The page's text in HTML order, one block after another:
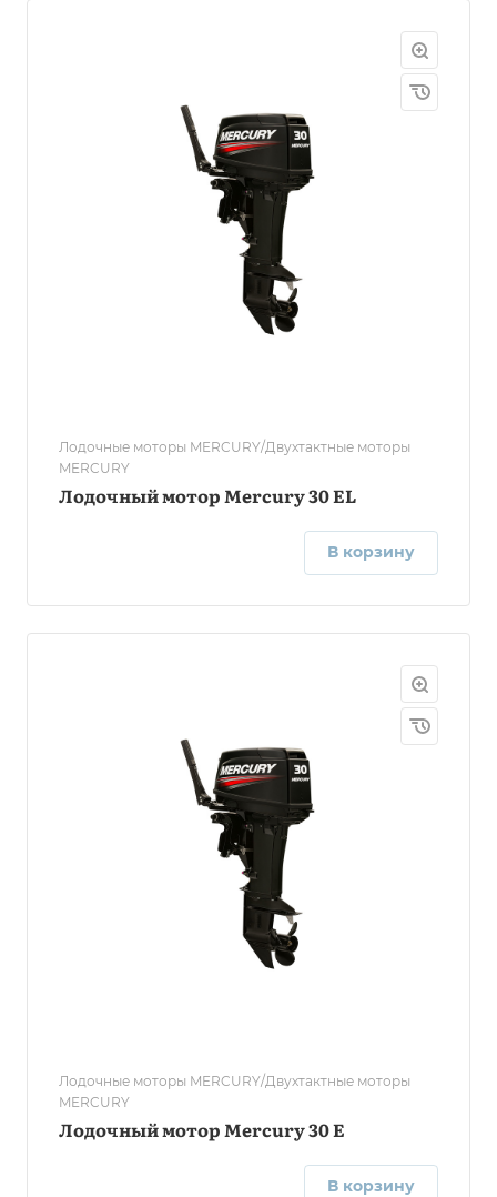
Лодочные моторы MERCURY/Двухтактные моторы
MERCURY
Лодочный мотор Mercury 30 EL
В корзину
Лодочные моторы MERCURY/Двухтактные моторы
MERCURY
Лодочный мотор Mercury 30 E
В корзину